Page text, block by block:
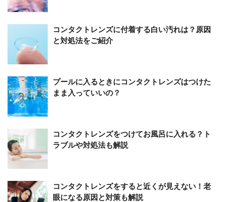
コンタクトレンズに付着する白い汚れは？原因
と対処法をご紹介
プールに入るときにコンタクトレンズはつけた
まま入っていいの？
コンタクトレンズをつけてお風呂に入れる？ト
ラブルや対処法も解説
コンタクトレンズをすると近くが見えない！老
眼になる原因と対策も解説